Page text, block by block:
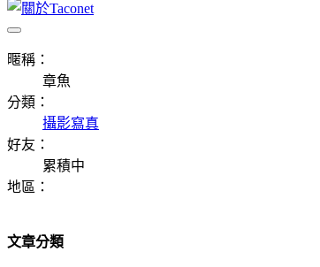
暱稱：
章魚
分類：
攝影寫真
好友：
累積中
地區：
文章分類